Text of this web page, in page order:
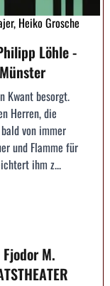
Heiko Grosche
Löhle -
Münster
Kwant besorgt.
Herren, die
von immer
und Flamme für
ihm z...
M.